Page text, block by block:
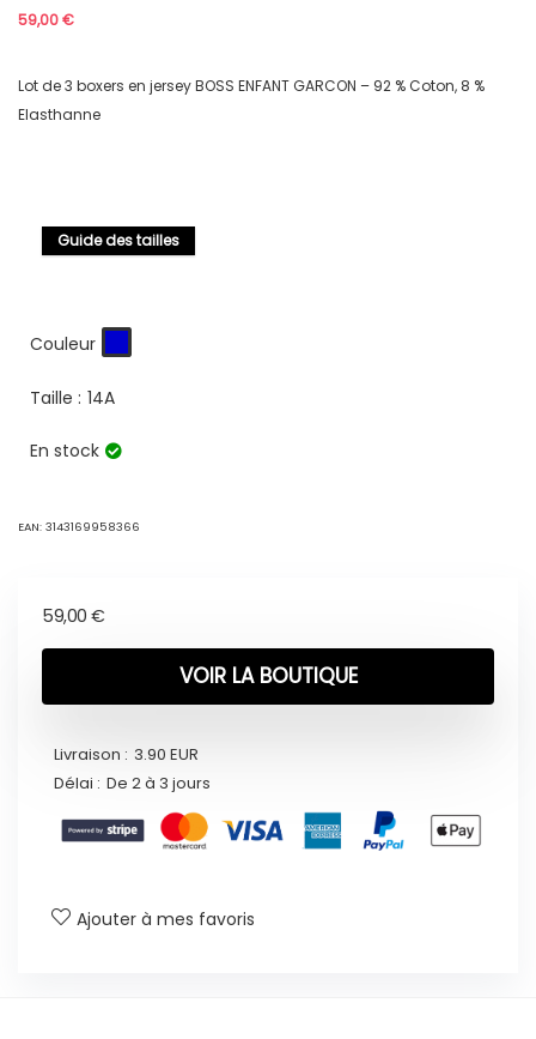
59,00€
Lot de 3 boxers en jersey BOSS ENFANT GARCON – 92 % Coton, 8 %
Elasthanne
Guide des tailles
Couleur
Taille : 14A
En stock
EAN: 3143169958366
59,00 €
VOIR LA BOUTIQUE
Livraison : 3.90 EUR
Délai : De 2 à 3 jours
Ajouter à mes favoris